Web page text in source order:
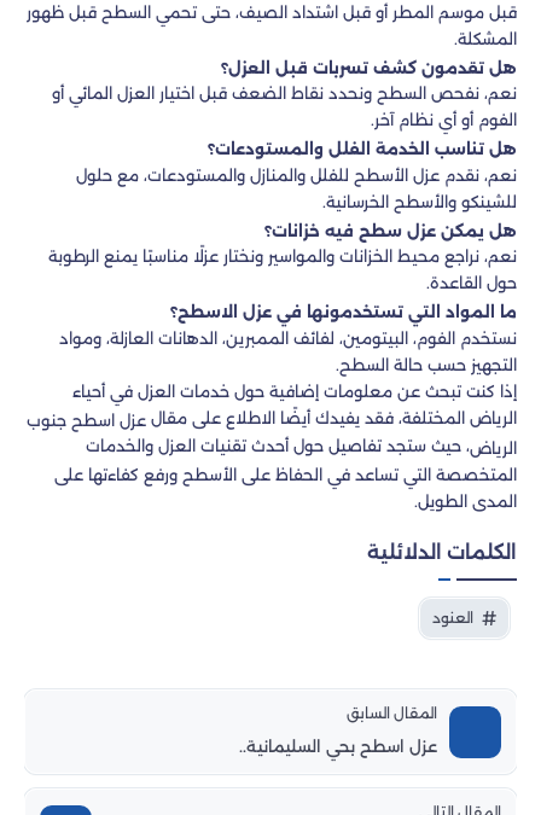
قبل موسم المطر أو قبل اشتداد الصيف، حتى تحمي السطح قبل ظهور
المشكلة.
هل تقدمون كشف تسربات قبل العزل؟
نعم، نفحص السطح ونحدد نقاط الضعف قبل اختيار العزل المائي أو
الفوم أو أي نظام آخر.
هل تناسب الخدمة الفلل والمستودعات؟
نعم، نقدم عزل الأسطح للفلل والمنازل والمستودعات، مع حلول
للشينكو والأسطح الخرسانية.
هل يمكن عزل سطح فيه خزانات؟
نعم، نراجع محيط الخزانات والمواسير ونختار عزلًا مناسبًا يمنع الرطوبة
حول القاعدة.
ما المواد التي تستخدمونها في عزل الاسطح؟
نستخدم الفوم، البيتومين، لفائف الممبرين، الدهانات العازلة، ومواد
التجهيز حسب حالة السطح.
إذا كنت تبحث عن معلومات إضافية حول خدمات العزل في أحياء
الرياض المختلفة، فقد يفيدك أيضًا الاطلاع على مقال عزل اسطح جنوب
الرياض، حيث ستجد تفاصيل حول أحدث تقنيات العزل والخدمات
المتخصصة التي تساعد في الحفاظ على الأسطح ورفع كفاءتها على
المدى الطويل.
الكلمات الدلائلية
العنود
المقال السابق
عزل اسطح بحي السليمانية..